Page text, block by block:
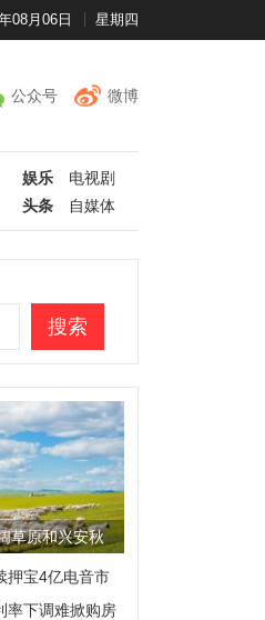
08月06日 星期四
公众号 微博
娱乐
电视剧
头条
自媒体
搜索
草原和兴安秋
押宝4亿电音市
率下调难掀购房